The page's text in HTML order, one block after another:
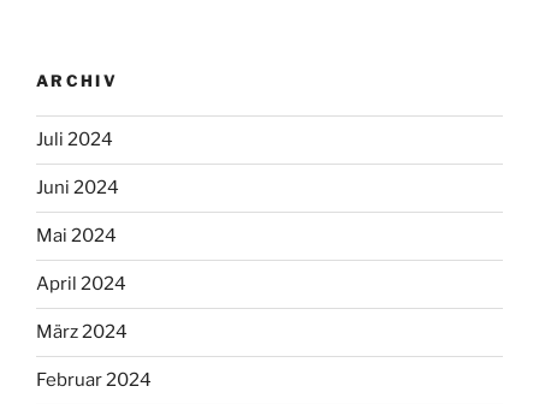
ARCHIV
Juli 2024
Juni 2024
Mai 2024
April 2024
März 2024
Februar 2024